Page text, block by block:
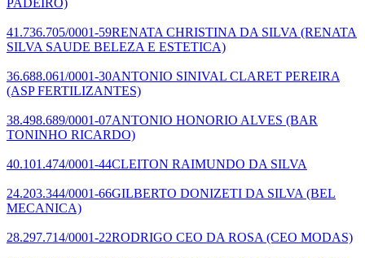
41.736.705/0001-59RENATA CHRISTINA DA SILVA (RENATA
SILVA SAUDE BELEZA E ESTETICA)
36.688.061/0001-30ANTONIO SINIVAL CLARET PEREIRA
(ASP FERTILIZANTES)
38.498.689/0001-07ANTONIO HONORIO ALVES (BAR
TONINHO RICARDO)
40.101.474/0001-44CLEITON RAIMUNDO DA SILVA
24.203.344/0001-66GILBERTO DONIZETI DA SILVA (BEL
MECANICA)
28.297.714/0001-22RODRIGO CEO DA ROSA (CEO MODAS)